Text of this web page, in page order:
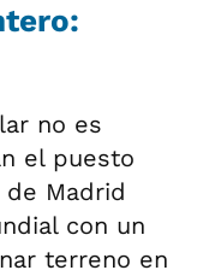
no es
el puesto
Madrid
con un
terreno en